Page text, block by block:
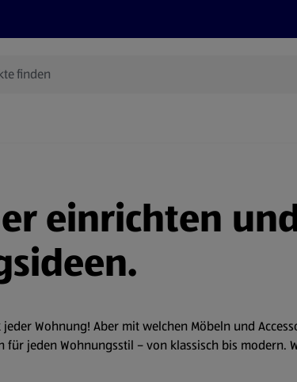
einrichten
Wohnung! Aber mit welchen Möbeln und
jeden Wohnungsstil – von klassisch bis